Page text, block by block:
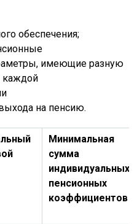
обеспечения;
имеющие разную
каждой
на пенсию.
Минимальная
сумма
индивидуальных
пенсионных
коэффициентов